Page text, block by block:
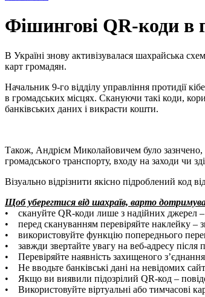
Фішингові QR-коди в
В Україні знову активізувалася шахрайська
карт громадян.
Начальник 9-го відділу управління протидії
в громадських місцях. Скануючи такі коди,
банківських даних і викрасти кошти.
Також, Андрієм Миколайовичем було зазнчено,
громадського транспорту, входу на заходи чи
Візуально відрізнити якісно підроблений код
Щоб уберегтися від шахраїв, варто
• скануйте QR-коди лише з надійних джерел –
• перед скануванням перевіряйте наклейку –
• використовуйте функцію попереднього
• завжди звертайте увагу на веб-адресу після
• Перевіряйте наявність захищеного
• Не вводьте банківські дані на невідомих
• Якщо ви виявили підозрілий QR-код –
• Використовуйте віртуальні або тимчасові